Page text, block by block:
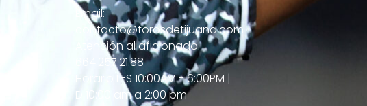
Email:
contacto@torosdetijuana.com
Atención al aficionado:
664.257.21.88
Horario L-S 10:00AM - 6:00PM |
D 10:00 am a 2:00 pm